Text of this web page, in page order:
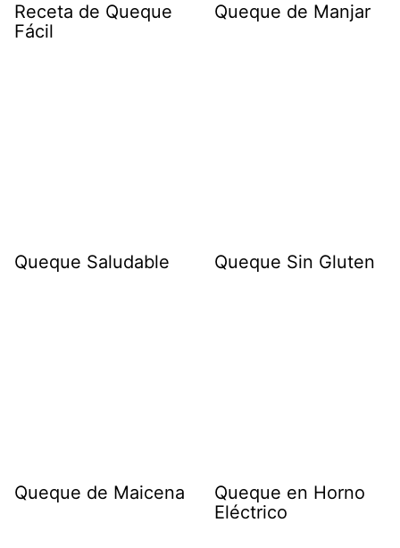
Receta de Queque
Fácil
Queque de Manjar
Queque Saludable Queque Sin Gluten
Queque de Maicena
Queque en Horno
Eléctrico